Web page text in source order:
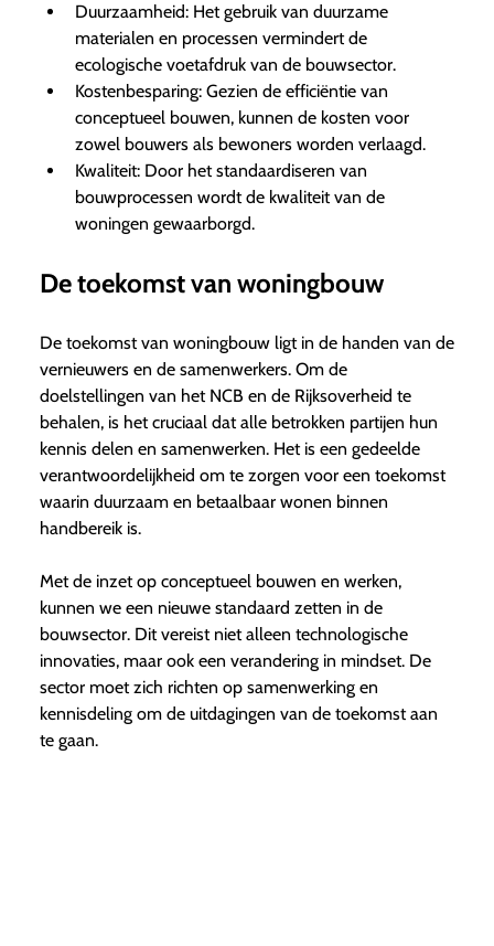
Duurzaamheid: Het gebruik van duurzame
materialen en processen vermindert de
ecologische voetafdruk van de bouwsector.
Kostenbesparing: Gezien de efficiëntie van
conceptueel bouwen, kunnen de kosten voor
zowel bouwers als bewoners worden verlaagd.
Kwaliteit: Door het standaardiseren van
bouwprocessen wordt de kwaliteit van de
woningen gewaarborgd.
De toekomst van woningbouw
De toekomst van woningbouw ligt in de handen van de
vernieuwers en de samenwerkers. Om de
doelstellingen van het NCB en de Rijksoverheid te
behalen, is het cruciaal dat alle betrokken partijen hun
kennis delen en samenwerken. Het is een gedeelde
verantwoordelijkheid om te zorgen voor een toekomst
waarin duurzaam en betaalbaar wonen binnen
handbereik is.
Met de inzet op conceptueel bouwen en werken,
kunnen we een nieuwe standaard zetten in de
bouwsector. Dit vereist niet alleen technologische
innovaties, maar ook een verandering in mindset. De
sector moet zich richten op samenwerking en
kennisdeling om de uitdagingen van de toekomst aan
te gaan.